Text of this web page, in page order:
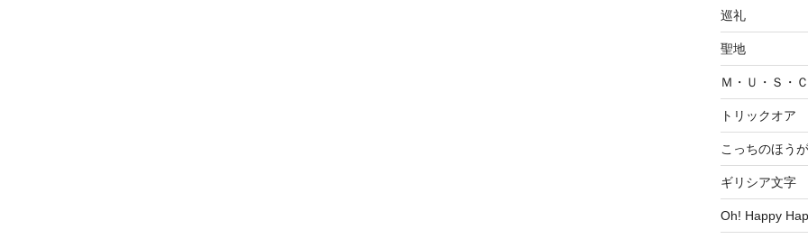
巡礼
聖地
Ｍ・Ｕ・Ｓ・
トリックオア
こっちのほうが
ギリシア文字
Oh! Happy